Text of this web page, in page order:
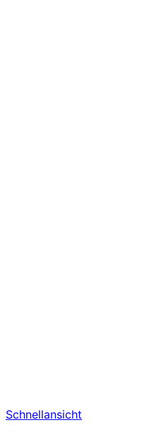
Schnellansicht